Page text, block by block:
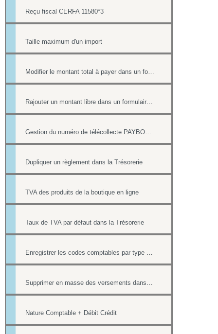
Reçu fiscal CERFA 11580*3
Taille maximum d'un import
Modifier le montant total à payer dans un formulaire
Rajouter un montant libre dans un formulaire avec paiement
Gestion du numéro de télécollecte PAYBOX des paiements par CB
Dupliquer un règlement dans la Trésorerie
TVA des produits de la boutique en ligne
Taux de TVA par défaut dans la Trésorerie
Enregistrer les codes comptables par type de versement
Supprimer en masse des versements dans la Trésorerie
Nature Comptable + Débit Crédit